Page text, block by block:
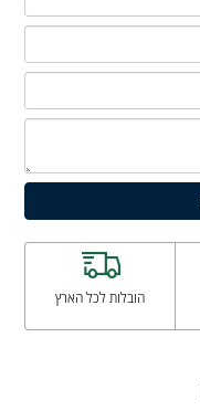
הובלות לכל הארץ